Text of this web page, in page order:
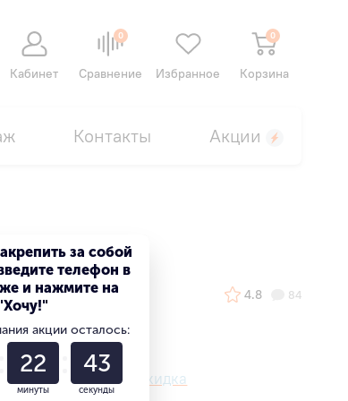
Кабинет
0
Сравнение Избранное
0
Корзина
Контакты Акции
4.8 84
персональная скидка
за собой
телефон в
и нажмите на
акции осталось:
22
минуты
42
секунды